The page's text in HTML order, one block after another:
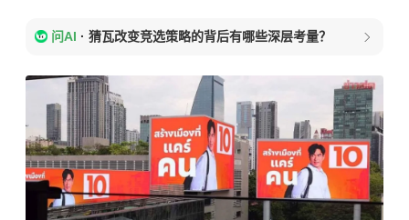
问AI · 猜瓦改变竞选策略的背后有哪些深层考量？